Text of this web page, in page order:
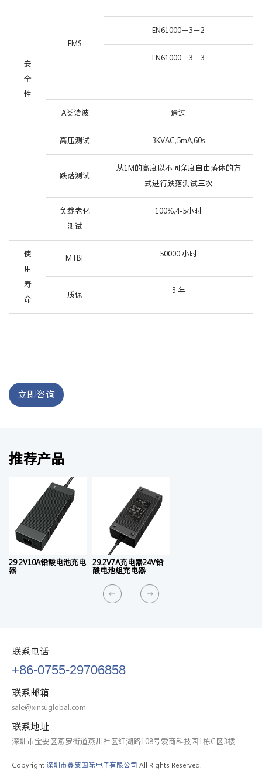
安
全
性
EMS
EN61000－3－2
EN61000－3－3
A类谐波 通过
高压测试 3KVAC,5mA,60s
跌落测试
从1M的高度以不同角度自由落体的方
式进行跌落测试三次
负载老化
测试
100%,4-5小时
使
用
寿
命
MTBF
50000 小时
质保
3 年
立即咨询
推荐产品
29.2V10A铅酸电池充电
器
29.2V7A充电器24V铅
酸电池组充电器
联系电话
+86-0755-29706858
联系邮箱
sale@xinsuglobal.com
联系地址
深圳市宝安区燕罗街道燕川社区红湖路108号爱商科技园1栋C区3楼
Copyright 深圳市鑫粟国际电子有限公司 All Rights Reserved.